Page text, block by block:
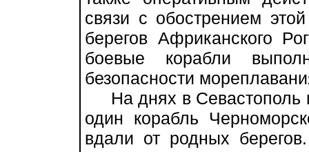
связи с обострением
берегов Африканского
боевые корабли
безопасности
На днях в Севастополь
один корабль
вдали от родных